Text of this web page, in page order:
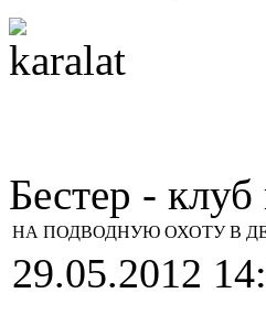
Бестер -
НА ПОДВОДНУЮ ОХОТУ В
29.05.2012